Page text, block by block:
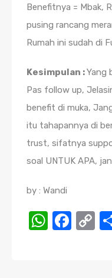
Benefitnya = Mbak,
pusing rancang
Rumah ini sudah di
Kesimpulan :Yang
Pas follow up,
benefit di muka,
itu tahapannya di
trust, sifatnya
soal UNTUK APA,
by : Wandi